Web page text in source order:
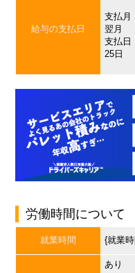
給与の支払日
支払月
翌月
支払日
25日
労働時間について
就業時間 {就業
あり